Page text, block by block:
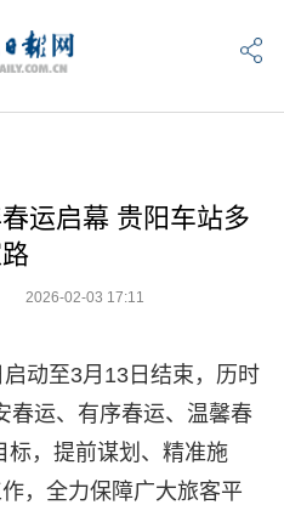
运启幕 贵阳车站多
2026-02-03 17:11
动至3月13日结束，历时
春运、有序春运、温馨春
标，提前谋划、精准施
，全力保障广大旅客平